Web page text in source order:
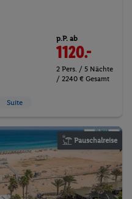
p.P. ab
1120.-
2 Pers. / 5 Nächte
/ 2240 € Gesamt
Suite
Pauschalreise